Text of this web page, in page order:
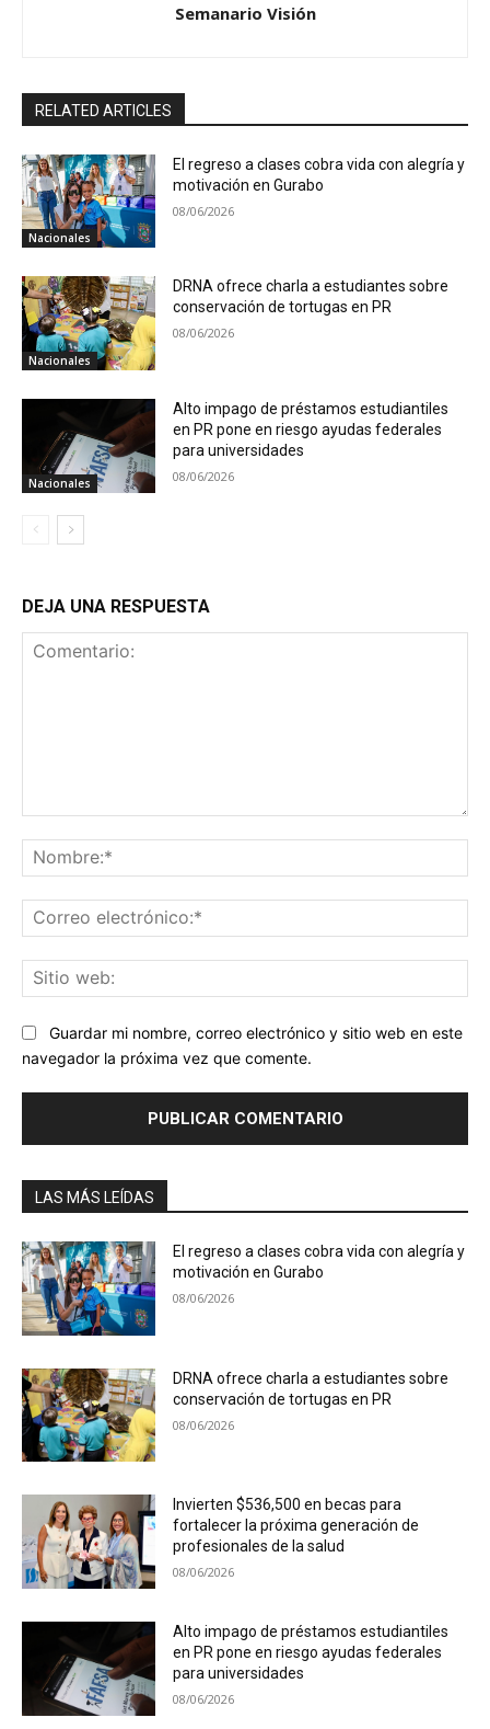
Semanario Visión
RELATED ARTICLES
Nacionales
El regreso a clases cobra vida con alegría y
motivación en Gurabo
08/06/2026
Nacionales
DRNA ofrece charla a estudiantes sobre
conservación de tortugas en PR
08/06/2026
Nacionales
Alto impago de préstamos estudiantiles
en PR pone en riesgo ayudas federales
para universidades
08/06/2026
DEJA UNA RESPUESTA
Guardar mi nombre, correo electrónico y sitio web en este
navegador la próxima vez que comente.
LAS MÁS LEÍDAS
El regreso a clases cobra vida con alegría y
motivación en Gurabo
08/06/2026
DRNA ofrece charla a estudiantes sobre
conservación de tortugas en PR
08/06/2026
Invierten $536,500 en becas para
fortalecer la próxima generación de
profesionales de la salud
08/06/2026
Alto impago de préstamos estudiantiles
en PR pone en riesgo ayudas federales
para universidades
08/06/2026